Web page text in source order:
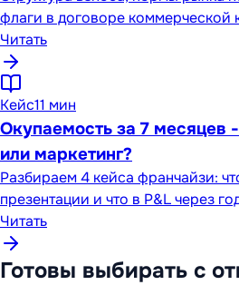
флаги в договоре коммерческой
Читать
Кейс11 мин
Окупаемость за 7 месяцев
или маркетинг?
Разбираем 4 кейса франчайзи:
презентации и что в P&L через
Читать
Готовы выбирать с